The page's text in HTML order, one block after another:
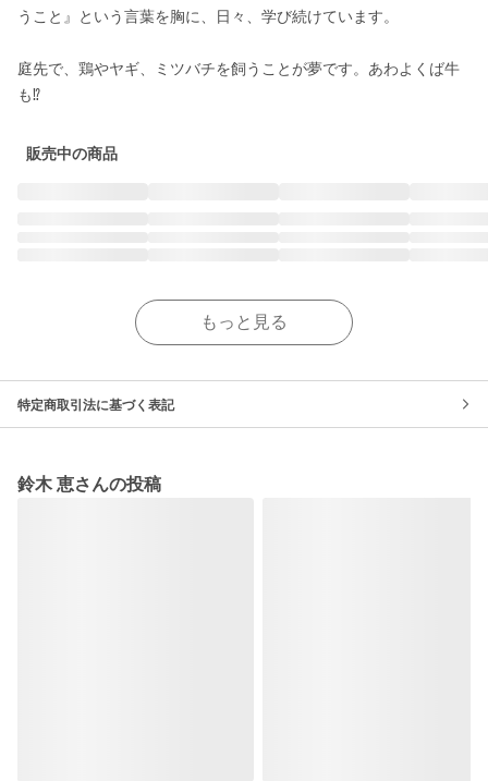
うこと』という言葉を胸に、日々、学び続けています。
庭先で、鶏やヤギ、ミツバチを飼うことが夢です。あわよくば牛
も⁉
販売中の商品
もっと見る
特定商取引法に基づく表記
鈴木 恵さんの投稿